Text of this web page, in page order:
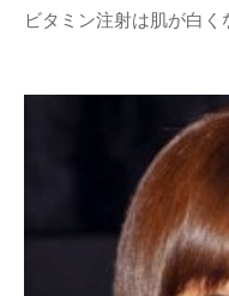
ビタミン注射は肌が白く